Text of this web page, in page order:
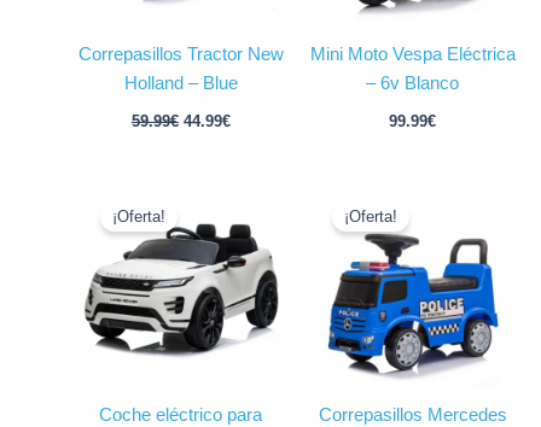
Correpasillos Tractor New
Holland – Blue
59.99€ 44.99€
Mini Moto Vespa Eléctrica
– 6v Blanco
99.99€
¡Oferta!
Coche eléctrico para
original
299.99€.
actual
es:
189.99€.
¡Oferta!
Correpasillos Mercedes
era:
59.99€.
es:
49.99€.